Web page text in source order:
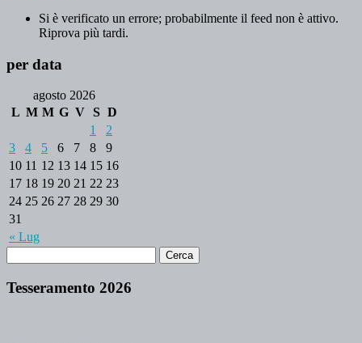
Si è verificato un errore; probabilmente il feed non è attivo.
Riprova più tardi.
per data
agosto 2026
L M M G V S D
« Lug
1
2
3
4 5 6 7 8
9
10 11 12 13 14 15 16
17 18 19 20 21 22 23
24 25 26 27 28 29 30
31
Tesseramento 2026